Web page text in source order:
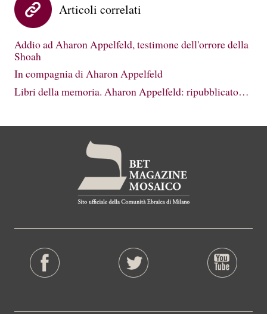
Articoli correlati
Addio ad Aharon Appelfeld, testimone dell'orrore della
Shoah
In compagnia di Aharon Appelfeld
Libri della memoria. Aharon Appelfeld: ripubblicato…